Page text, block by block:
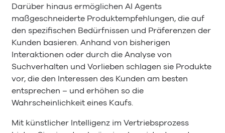
Darüber hinaus ermöglichen AI Agents
maßgeschneiderte Produktempfehlungen, die auf
den spezifischen Bedürfnissen und Präferenzen der
Kunden basieren. Anhand von bisherigen
Interaktionen oder durch die Analyse von
Suchverhalten und Vorlieben schlagen sie Produkte
vor, die den Interessen des Kunden am besten
entsprechen – und erhöhen so die
Wahrscheinlichkeit eines Kaufs.
Mit künstlicher Intelligenz im Vertriebsprozess